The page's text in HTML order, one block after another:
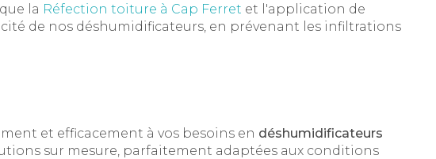
la Réfection toiture à Cap Ferret et l'application de
de nos déshumidificateurs, en prévenant les infiltrations
et efficacement à vos besoins en déshumidificateurs
sur mesure, parfaitement adaptées aux conditions